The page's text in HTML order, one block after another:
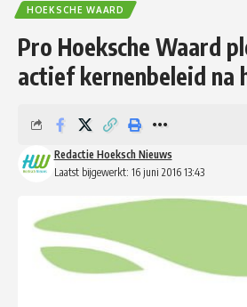
HOEKSCHE WAARD
Pro Hoeksche Waard
actief kernenbeleid na
Laatst bijgewerkt: 16 juni 2016 13:43
Redactie Hoeksch Nieuws